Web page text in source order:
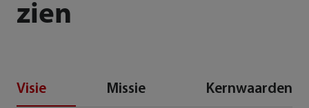
zien
Visie Missie Kernwaarden